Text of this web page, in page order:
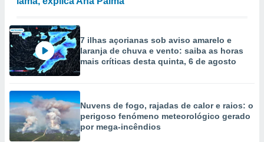
7 ilhas açorianas sob aviso amarelo e
laranja de chuva e vento: saiba as horas
mais críticas desta quinta, 6 de agosto
Nuvens de fogo, rajadas de calor e raios: o
perigoso fenómeno meteorológico gerado
por mega-incêndios